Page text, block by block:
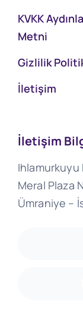
KVKK
Metni
Gizlilik
İletişim
İletişim
Ihlamurkuyu
Meral Plaza
Ümraniye –